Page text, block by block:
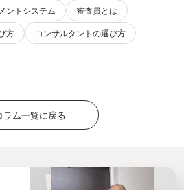
ントシステム
審査員とは
方
コンサルタントの選び方
ラム一覧に戻る